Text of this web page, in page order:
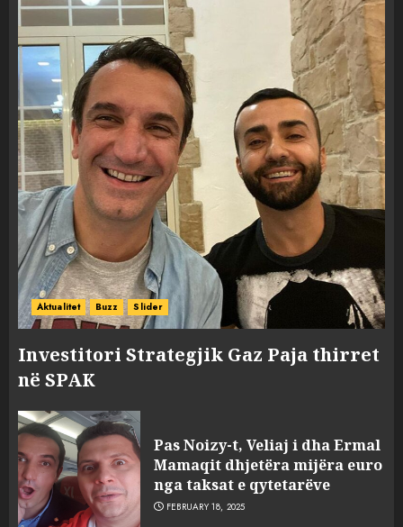
Aktualitet Buzz Slider
Investitori Strategjik Gaz Paja thirret
në SPAK
Pas Noizy-t, Veliaj i dha Ermal
Mamaqit dhjetëra mijëra euro
nga taksat e qytetarëve
FEBRUARY 18, 2025